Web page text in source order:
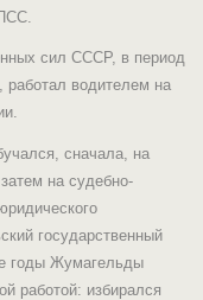
сил СССР, в период
работал водителем на
сначала, на
на судебно-
государственный
годы Жумагельды
работой: избирался